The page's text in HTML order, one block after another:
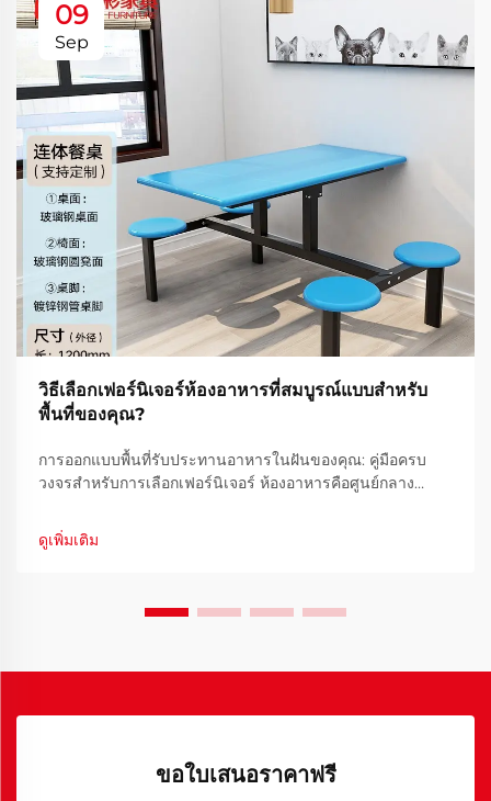
09
Sep
วิธีเลือกเฟอร์นิเจอร์ห้องอาหารที่สมบูรณ์แบบสำหรับ
พื้นที่ของคุณ?
การออกแบบพื้นที่รับประทานอาหารในฝันของคุณ: คู่มือครบ
วงจรสำหรับการเลือกเฟอร์นิเจอร์ ห้องอาหารคือศูนย์กลาง
จำดีๆ และบทสนทนาที่ไหลลื่นพร้อมกับมื้ออาหารแสนอร่อย การ
เลือกเฟอร์นิเจอร์ห้องอาหารที่เหมาะสม...
ดูเพิ่มเติม
ขอใบเสนอราคาฟรี